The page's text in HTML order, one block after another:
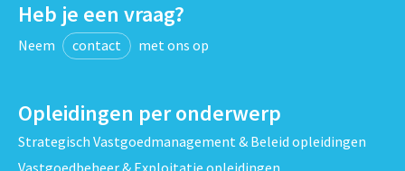
Heb je een vraag?
Neem contact met ons op
Opleidingen per onderwerp
Strategisch Vastgoedmanagement & Beleid opleidingen
Vastgoedbeheer & Exploitatie opleidingen